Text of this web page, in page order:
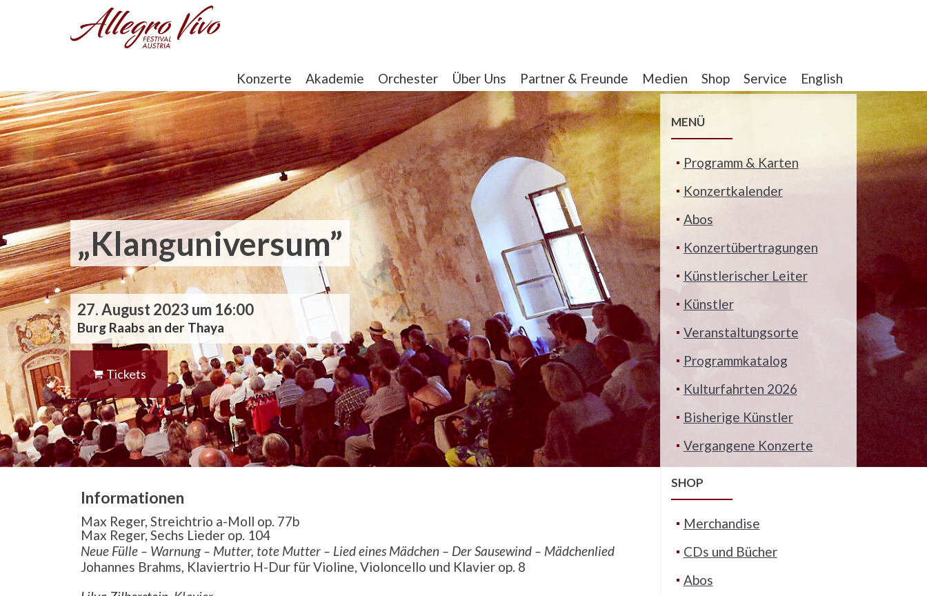
Konzerte Akademie Orchester Über Uns Partner & Freunde Medien Shop Service English
„Klanguniversum”
27. August 2023 um 16:00
Burg Raabs an der Thaya
Tickets
Informationen
Max Reger, Streichtrio a-Moll op. 77b
Max Reger, Sechs Lieder op. 104
Neue Fülle – Warnung – Mutter, tote Mutter – Lied eines Mädchen – Der Sausewind – Mädchenlied
Johannes Brahms, Klaviertrio H-Dur für Violine, Violoncello und Klavier op. 8
MENÜ
Programm & Karten
Konzertkalender
Abos
Konzertübertragungen
Künstlerischer Leiter
Künstler
Veranstaltungsorte
Programmkatalog
Kulturfahrten 2026
Bisherige Künstler
Vergangene Konzerte
SHOP
Merchandise
CDs und Bücher
Abos